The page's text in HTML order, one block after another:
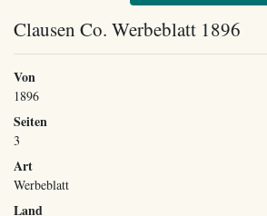
Clausen Co. Werbeblatt 1896
Von
1896
Seiten
3
Art
Werbeblatt
Land